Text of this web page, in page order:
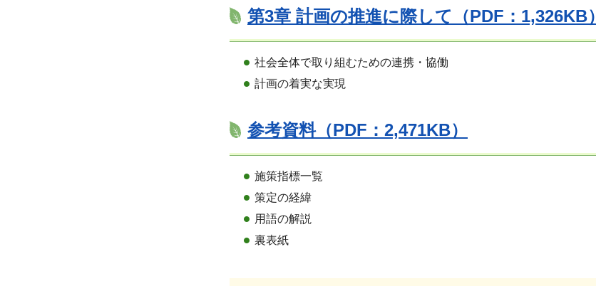
第3章 計画の推進に際して（PDF：1,326KB）
社会全体で取り組むための連携・協働
計画の着実な実現
参考資料（PDF：2,471KB）
施策指標一覧
策定の経緯
用語の解説
裏表紙